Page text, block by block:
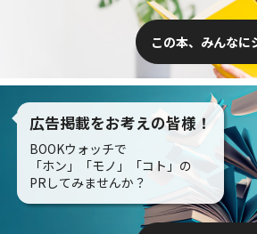
この本、みんなに
広告掲載をお考えの皆様！
BOOKウォッチで
「ホン」「モノ」「コト」の
PRしてみませんか？